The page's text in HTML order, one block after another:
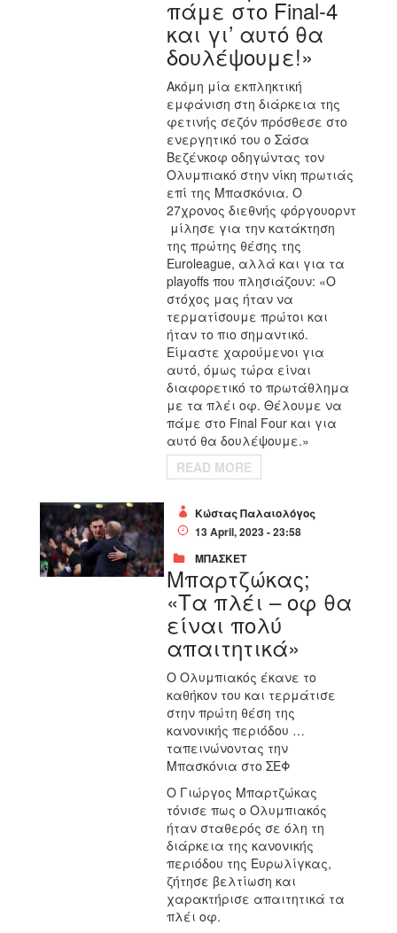
πάμε στο Final-4
και γι’ αυτό θα
δουλέψουμε!»
Ακόμη μία εκπληκτική
εμφάνιση στη διάρκεια της
φετινής σεζόν πρόσθεσε στο
ενεργητικό του ο Σάσα
Βεζένκοφ οδηγώντας τον
Ολυμπιακό στην νίκη πρωτιάς
επί της Μπασκόνια. Ο
27χρονος διεθνής φόργουορντ
μίλησε για την κατάκτηση
της πρώτης θέσης της
Euroleague, αλλά και για τα
playoffs που πλησιάζουν: «Ο
στόχος μας ήταν να
τερματίσουμε πρώτοι και
ήταν το πιο σημαντικό.
Είμαστε χαρούμενοι για
αυτό, όμως τώρα είναι
διαφορετικό το πρωτάθλημα
με τα πλέι οφ. Θέλουμε να
πάμε στο Final Four και για
αυτό θα δουλέψουμε.»
READ MORE
Κώστας Παλαιολόγος
13 April, 2023 - 23:58
ΜΠΑΣΚΕΤ
Μπαρτζώκας;
«Τα πλέι – οφ θα
είναι πολύ
απαιτητικά»
Ο Ολυμπιακός έκανε το
καθήκον του και τερμάτισε
στην πρώτη θέση της
κανονικής περιόδου …
ταπεινώνοντας την
Μπασκόνια στο ΣΕΦ
Ο Γιώργος Μπαρτζώκας
τόνισε πως ο Ολυμπιακός
ήταν σταθερός σε όλη τη
διάρκεια της κανονικής
περιόδου της Ευρωλίγκας,
ζήτησε βελτίωση και
χαρακτήρισε απαιτητικά τα
πλέι οφ.